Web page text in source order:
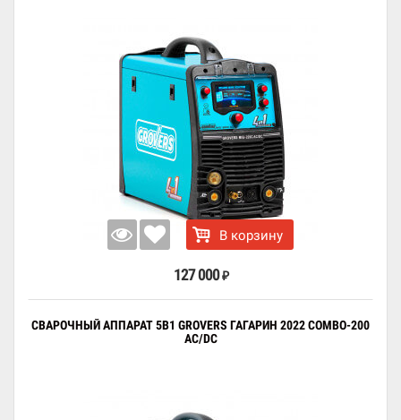
В корзину
127 000 ₽
СВАРОЧНЫЙ АППАРАТ 5В1 GROVERS ГАГАРИН 2022 COMBO-200
AC/DC